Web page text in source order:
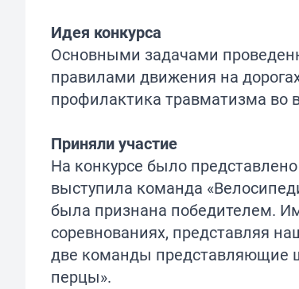
Идея конкурса
Основными задачами
правилами движения на
профилактика травматизма во
Приняли участие
На конкурсе было
выступила команда
была признана победителем.
соревнованиях, представляя
две команды представляющие
перцы».